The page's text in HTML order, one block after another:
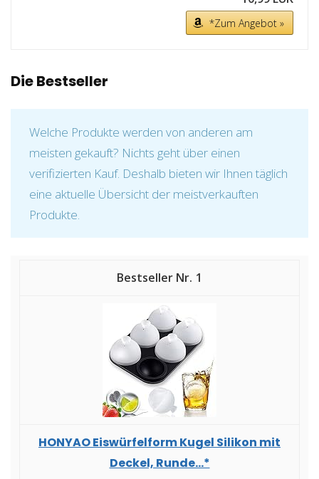
*Zum Angebot »
Die Bestseller
Welche Produkte werden von anderen am
meisten gekauft? Nichts geht über einen
verifizierten Kauf. Deshalb bieten wir Ihnen täglich
eine aktuelle Übersicht der meistverkauften
Produkte.
1
HONYAO Eiswürfelform Kugel Silikon mit
Deckel, Runde...*